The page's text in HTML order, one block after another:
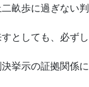
畝歩に過ぎない判
としても、必ずし
挙示の証拠関係に